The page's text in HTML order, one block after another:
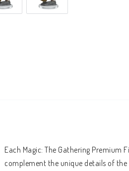
Each Magic: The Gathering
complement the unique details of